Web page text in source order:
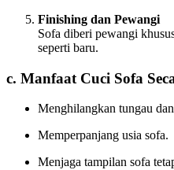
Finishing dan Pewangi
Sofa diberi pewangi
seperti baru.
c. Manfaat Cuci Sofa
Menghilangkan tungau
Memperpanjang usia sofa.
Menjaga tampilan sofa